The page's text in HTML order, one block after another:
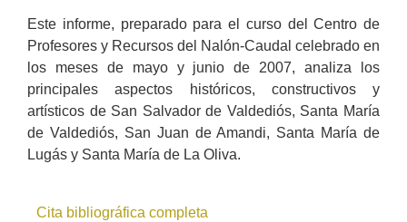
Este informe, preparado para el curso del Centro de
Profesores y Recursos del Nalón-Caudal celebrado en
los meses de mayo y junio de 2007, analiza los
principales aspectos históricos, constructivos y
artísticos de San Salvador de Valdediós, Santa María
de Valdediós, San Juan de Amandi, Santa María de
Lugás y Santa María de La Oliva.
Cita bibliográfica completa